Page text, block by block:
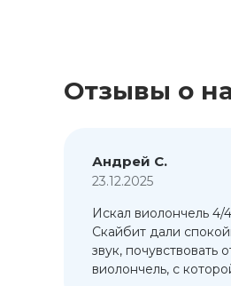
Отзывы о
Андрей С.
23.12.2025
Искал виолончель 4/
Скайбит дали
звук, почувствовать
виолончель, с